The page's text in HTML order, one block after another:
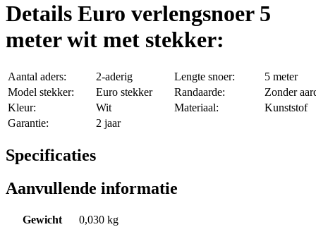
Details Euro verlengsnoer 5
meter wit met stekker:
Aantal aders: 2-aderig Lengte snoer:
5 meter
Model stekker:
Euro stekker Randaarde:
Zonder
Kleur:
Wit Materiaal:
Kunststof
Garantie:
2 jaar
Specificaties
Aanvullende informatie
Gewicht 0,030 kg